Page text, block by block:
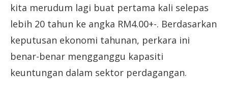
kita merudum lagi buat pertama kali selepas
lebih 20 tahun ke angka RM4.00+-. Berdasarkan
keputusan ekonomi tahunan, perkara ini
benar-benar mengganggu kapasiti
keuntungan dalam sektor perdagangan.